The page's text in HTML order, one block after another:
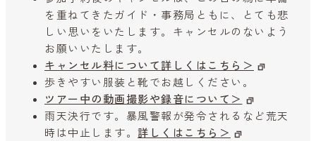
を重ねてきたガイド・事務局ともに、とても悲
しい思いをいたします。キャンセルのないよう
お願いいたします。
キャンセル料について詳しくはこちら＞
歩きやすい服装と靴でお越しください。
ツアー中の動画撮影や録音について＞
雨天決行です。暴風警報が発令されるなど荒天
時は中止します。 詳しくはこちら＞